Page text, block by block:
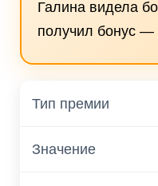
Галина видела
получил бонус —